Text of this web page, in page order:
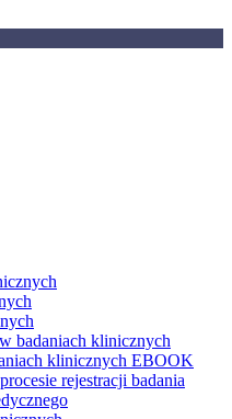
badaniach klinicznych
klinicznych EBOOK
rejestracji badania